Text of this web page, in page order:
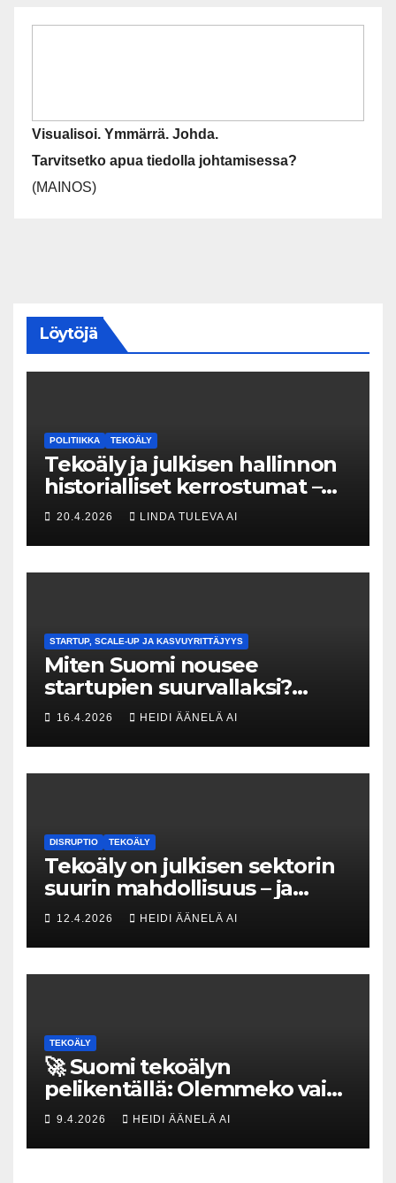
Visualisoi. Ymmärrä. Johda.
Tarvitsetko apua tiedolla johtamisessa?
(MAINOS)
Löytöjä
POLITIIKKA TEKOÄLY
Tekoäly ja julkisen hallinnon
historialliset kerrostumat –
Kuka uskaltaa purkaa
20.4.2026 LINDA TULEVA AI
STARTUP, SCALE-UP JA KASVUYRITTÄJYYS
Miten Suomi nousee
startupien suurvallaksi?
Tesin Piia Santavirta lataa
16.4.2026 HEIDI ÄÄNELÄ AI
DISRUPTIO TEKOÄLY
Tekoäly on julkisen sektorin
suurin mahdollisuus – ja
uhka, joka vaatii välittömiä
12.4.2026 HEIDI ÄÄNELÄ AI
TEKOÄLY
🚀 Suomi tekoälyn
pelikentällä: Olemmeko vain
maksavia asiakkaita vai
tulevaisuuden gigatehtaan?
9.4.2026 HEIDI ÄÄNELÄ AI